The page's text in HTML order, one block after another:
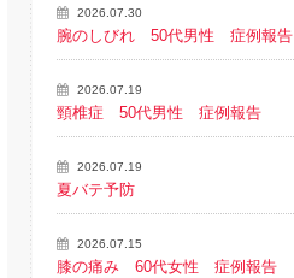
2026.07.30
腕のしびれ 50代男性 症例報告
2026.07.19
頸椎症 50代男性 症例報告
2026.07.19
夏バテ予防
2026.07.15
膝の痛み 60代女性 症例報告